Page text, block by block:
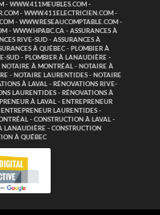
- WWW.411MEUBLES.COM -
- WWW.411ELECTRICIEN.COM -
- WWW.RESEAUCOMPTABLE.COM -
- WWW.HPABC.CA - ASSURANCES À
RIVE-SUD - ASSURANCES À
À QUÉBEC - PLOMBIER À
SUD - PLOMBIER À LANAUDIÈRE -
NOTAIRE À MONTRÉAL - NOTAIRE À
- NOTAIRE LAURENTIDES- NOTAIRE
À LAVAL- RÉNOVATIONS RIVE-
LAURENTIDES - RÉNOVATIONS À
À LAVAL - ENTREPRENEUR
ENTREPRENEUR LAURENTIDES -
- CONSTRUCTION À LAVAL -
LANAUDIÈRE - CONSTRUCTION
À QUÉBEC